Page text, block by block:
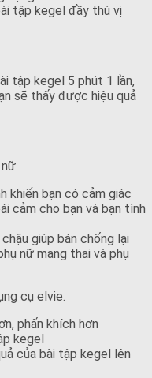
tập kegel đầy thú vị
tập kegel 5 phút 1 lần,
sẽ thấy được hiệu quả
khiến bạn có cảm giác
cảm cho bạn và bạn tình
giúp bán chống lại
nữ mang thai và phụ
cụ elvie.
phấn khích hơn
kegel
của bài tập kegel lên